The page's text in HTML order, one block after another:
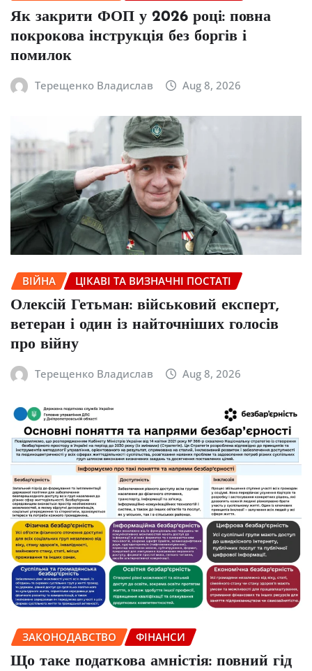
Як закрити ФОП у 2026 році: повна
покрокова інструкція без боргів і
помилок
Терещенко Владислав Aug 8, 2026
ВІЙНА ЦІКАВІ ТА ВИЗНАЧНІ ПОСТАТІ
Олексій Гетьман: військовий експерт,
ветеран і один із найточніших голосів
про війну
Терещенко Владислав Aug 8, 2026
ЗАКОНОДАВСТВО ФІНАНСИ
Що таке податкова амністія: повний гід